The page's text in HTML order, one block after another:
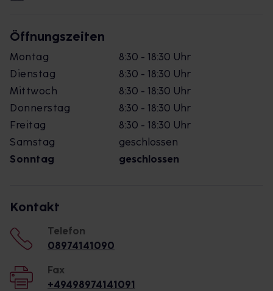
Öffnungszeiten
Montag
8:30 - 18:30 Uhr
Dienstag
8:30 - 18:30 Uhr
Mittwoch
8:30 - 18:30 Uhr
Donnerstag
8:30 - 18:30 Uhr
Freitag
8:30 - 18:30 Uhr
Samstag
geschlossen
Sonntag
geschlossen
Kontakt
Telefon
08974141090
Fax
+49498974141091